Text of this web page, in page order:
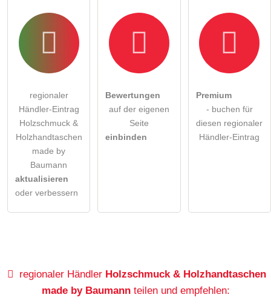
regionaler
Händler-Eintrag
Holzschmuck &
Holzhandtaschen
made by
Baumann
aktualisieren
oder verbessern
Bewertungen
auf der eigenen
Seite
einbinden
Premium
- buchen für
diesen regionaler
Händler-Eintrag
regionaler Händler Holzschmuck & Holzhandtaschen
made by Baumannteilen und empfehlen: